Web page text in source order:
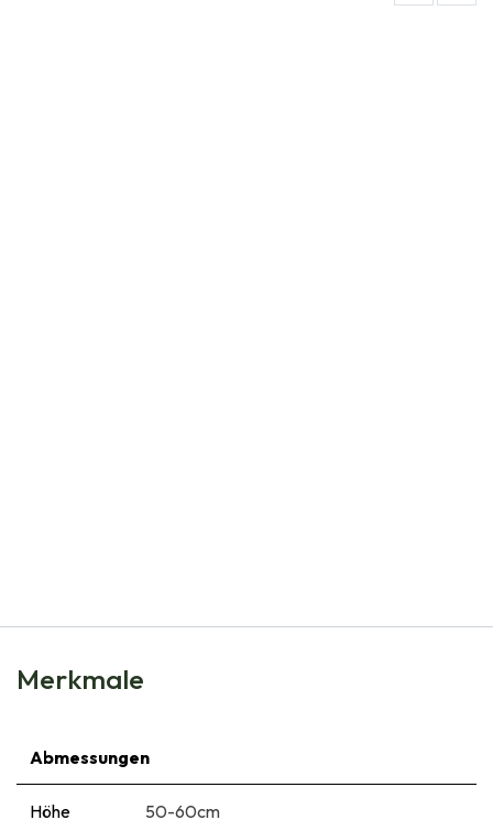
Merkmale
Abmessungen
Höhe 50-60cm